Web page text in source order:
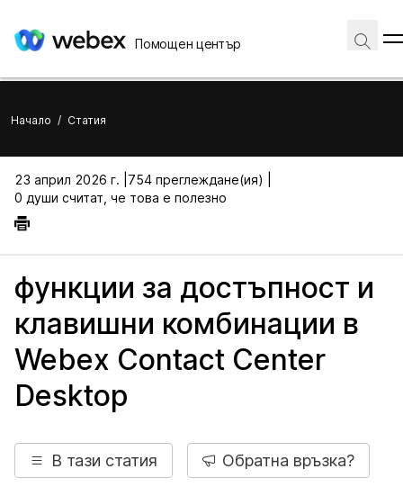
Помощен център
Начало / Статия
23 април 2026 г. | 754 преглеждане(ия) |
0 души считат, че това е полезно
функции за достъпност и
клавишни комбинации в
Webex Contact Center
Desktop
В тази статия Обратна връзка?